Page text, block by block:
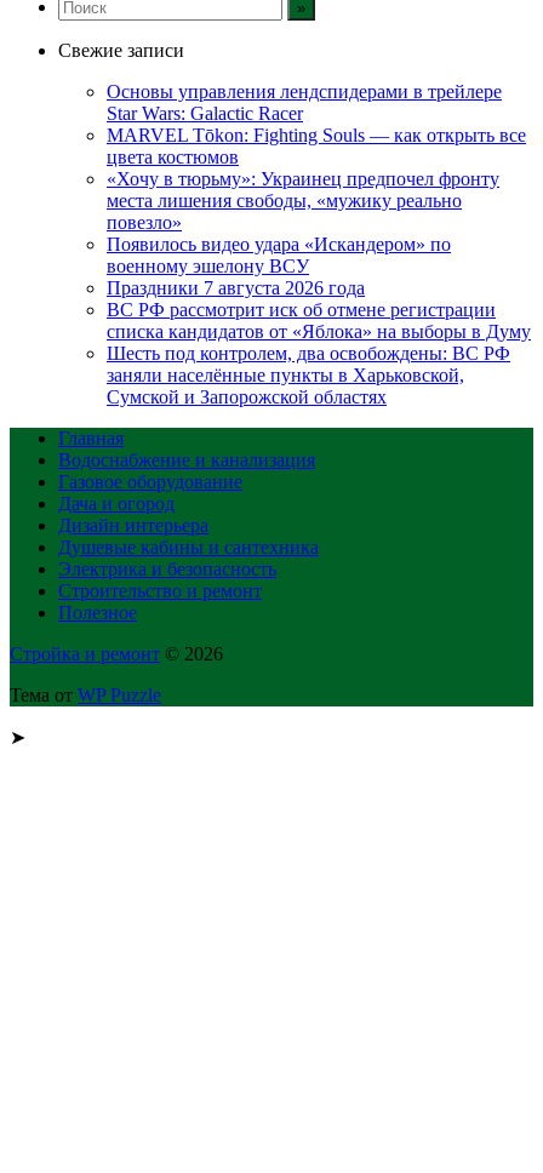
Свежие записи
Основы управления лендспидерами в трейлере
Star Wars: Galactic Racer
MARVEL Tōkon: Fighting Souls — как открыть все
цвета костюмов
«Хочу в тюрьму»: Украинец предпочел фронту
места лишения свободы, «мужику реально
повезло»
Появилось видео удара «Искандером» по
военному эшелону ВСУ
Праздники 7 августа 2026 года
ВС РФ рассмотрит иск об отмене регистрации
списка кандидатов от «Яблока» на выборы в Думу
Шесть под контролем, два освобождены: ВС РФ
заняли населённые пункты в Харьковской,
Сумской и Запорожской областях
Главная
Водоснабжение и канализация
Газовое оборудование
Дача и огород
Дизайн интерьера
Душевые кабины и сантехника
Электрика и безопасность
Строительство и ремонт
Полезное
Стройка и ремонт © 2026
Тема от WP Puzzle
➤